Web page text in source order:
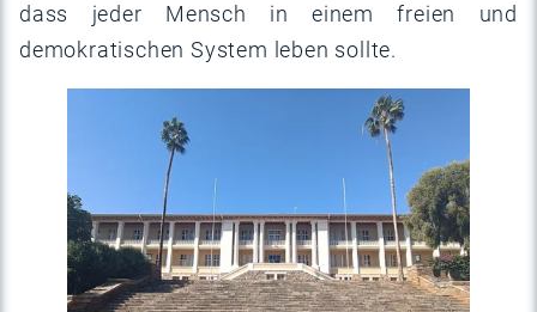
dass jeder Mensch in einem freien und
demokratischen System leben sollte.